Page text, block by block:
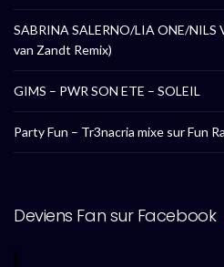
SABRINA SALERNO/LIA ONE/NILS
van Zandt Remix)
GIMS – PWR SON ETE – SOLEIL
Party Fun – Tr3nacria mixe sur Fun
Deviens Fan sur Facebook